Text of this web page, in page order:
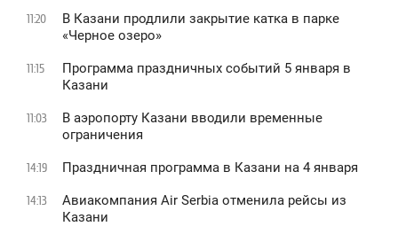
11:20
В Казани продлили закрытие катка в парке
«Черное озеро»
11:15
Программа праздничных событий 5 января в
Казани
11:03
В аэропорту Казани вводили временные
ограничения
14:19 Праздничная программа в Казани на 4 января
14:13
Авиакомпания Air Serbia отменила рейсы из
Казани